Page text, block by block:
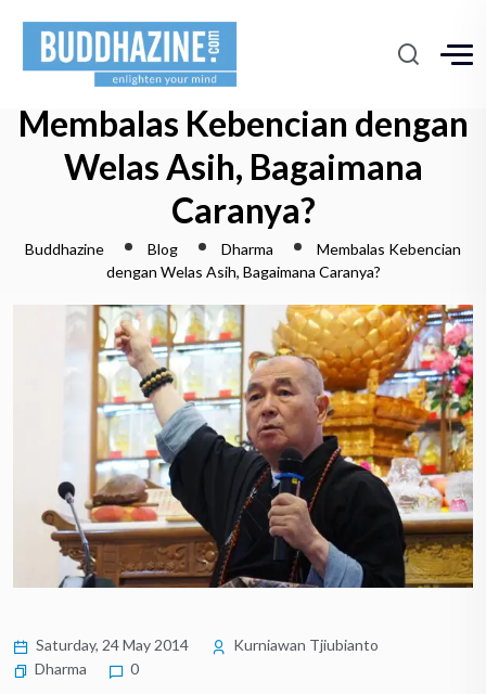
Membalas Kebencian dengan
Welas Asih, Bagaimana
Caranya?
Buddhazine Blog Dharma
Membalas Kebencian
dengan Welas Asih, Bagaimana Caranya?
Saturday, 24 May 2014
Kurniawan Tjiubianto
Dharma
0